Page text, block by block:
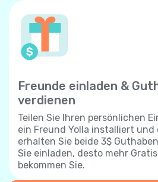
Freunde einladen &
verdienen
Teilen Sie Ihren persönlichen
ein Freund Yolla installiert
erhalten Sie beide 3$
Sie einladen, desto mehr
bekommen Sie.